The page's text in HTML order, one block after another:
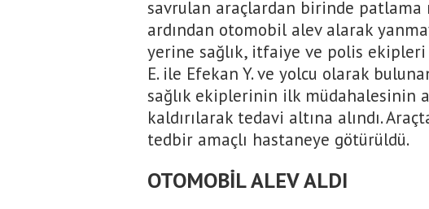
savrulan araçlardan birinde patlama
ardından otomobil alev alarak
yerine sağlık, itfaiye ve polis ekipleri
E. ile Efekan Y. ve yolcu olarak
sağlık ekiplerinin ilk müdahalesinin
kaldırılarak tedavi altına alındı.
tedbir amaçlı hastaneye götürüldü.
OTOMOBİL ALEV ALDI